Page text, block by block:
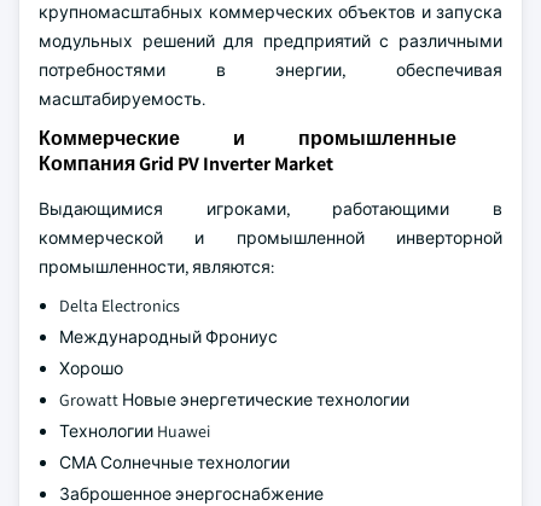
крупномасштабных коммерческих объектов и запуска
модульных решений для предприятий с различными
потребностями в энергии, обеспечивая
масштабируемость.
Коммерческие и промышленные
Компания Grid PV Inverter Market
Выдающимися игроками, работающими в
коммерческой и промышленной инверторной
промышленности, являются:
Delta Electronics
Международный Фрониус
Хорошо
Growatt Новые энергетические технологии
Технологии Huawei
СМА Солнечные технологии
Заброшенное энергоснабжение